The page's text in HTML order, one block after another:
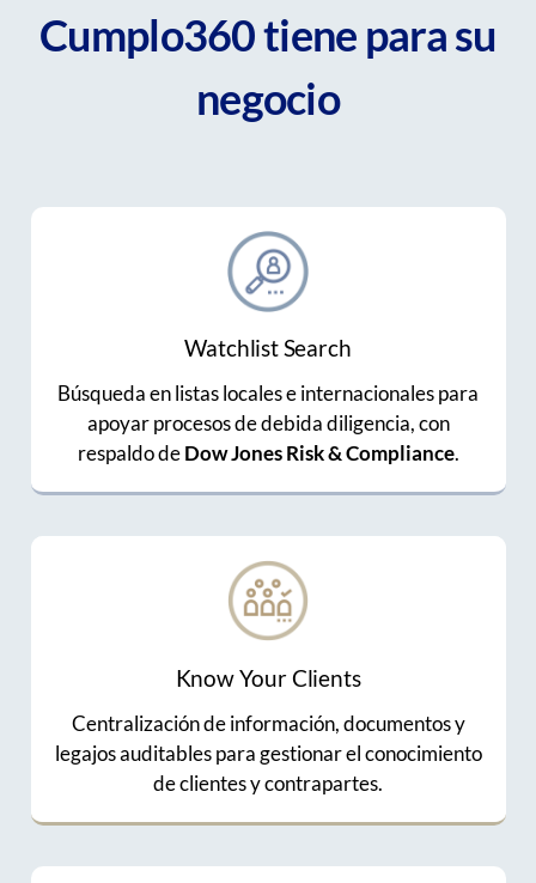
Cumplo360 tiene para su
negocio
Watchlist Search
Búsqueda en listas locales e internacionales para
apoyar procesos de debida diligencia, con
respaldo deDow Jones Risk & Compliance.
Know Your Clients
Centralización de información, documentos y
legajos auditables para gestionar el conocimiento
de clientes y contrapartes.